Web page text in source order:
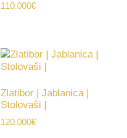
110.000€
Zlatibor | Jablanica |
Stolovaši |
120.000€